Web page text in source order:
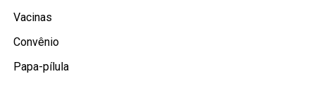
Vacinas
Convênio
Papa-pílula